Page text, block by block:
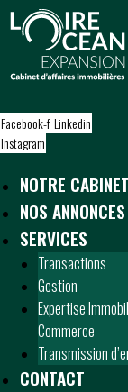
o
c
o
t
e
t
Facebook-f Linkedin
Instagram
NOTRE CABINET
NOS ANNONCES
SERVICES
Transactions
Gestion
Expertise
Commerce
Transmission
CONTACT